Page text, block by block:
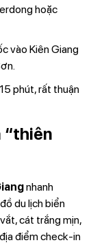
hoặc
vào Kiên Giang
phút, rất thuận
“thiên
nhanh
du lịch biển
cát trắng mịn,
điểm check-in